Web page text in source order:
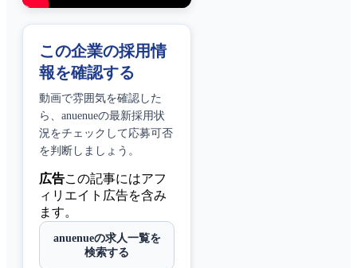
この企業の採用情
報を確認する
動画で雰囲気を確認した
ら、 anuenueの最新採用状
況をチェックして応募可否
を判断しましょう。
広告この記事にはアフ
ィリエイト広告を含み
ます。
anuenueの求人一覧を
検索する